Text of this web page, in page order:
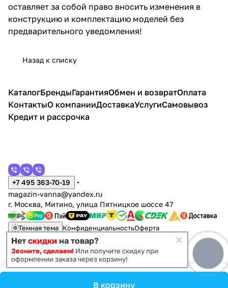
оставляет за собой право вносить изменения в
конструкцию и комплектацию моделей без
предварительного уведомления!
Назад к списку
В корзину
КаталогБрендыГарантияОбмен и возвратОплата
КонтактыО компанииДоставкаУслугиСамовывоз
Кредит и рассрочка
+7 495 363-70-19
magazin-vanna@yandex.ru
г. Москва, Митино, улица Пятницкое шоссе 47
Темная тема КонфиденциальностьОферта
© 2011 - 2026 Vanna-vanna.ru
Нет скидки на товар?
Звоните, сделаем! Или получите скидку при
оформлении заказа через корзину!